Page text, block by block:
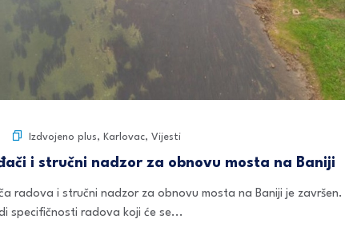
Izdvojeno plus, Karlovac, Vijesti
i stručni nadzor za obnovu mosta na Baniji
radova i stručni nadzor za obnovu mosta na Baniji je završen.
specifičnosti radova koji će se...